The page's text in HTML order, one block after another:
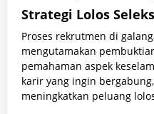
Strategi Lolos
Proses rekrutmen di
mengutamakan
pemahaman aspek
karir yang ingin
meningkatkan peluang